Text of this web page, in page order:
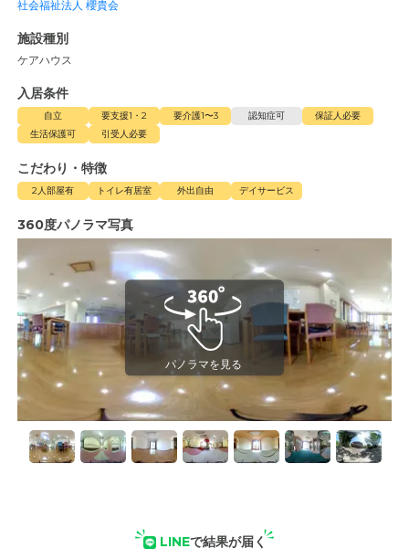
社会福祉法人 櫻貴会
施設種別
ケアハウス
入居条件
自立 要支援1・2 要介護1〜3 認知症可
保証人必要
生活保護可
引受人必要
こだわり・特徴
2人部屋有 トイレ有居室 外出自由 デイサービス
360度パノラマ写真
LINEで結果が届く